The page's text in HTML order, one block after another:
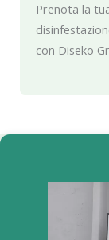
Prenota la
con Diseko